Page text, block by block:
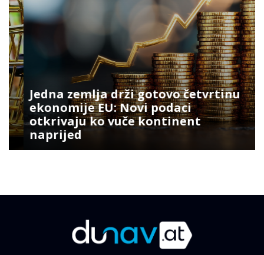
Jedna zemlja drži gotovo četvrtinu
ekonomije EU: Novi podaci
otkrivaju ko vuče kontinent
naprijed